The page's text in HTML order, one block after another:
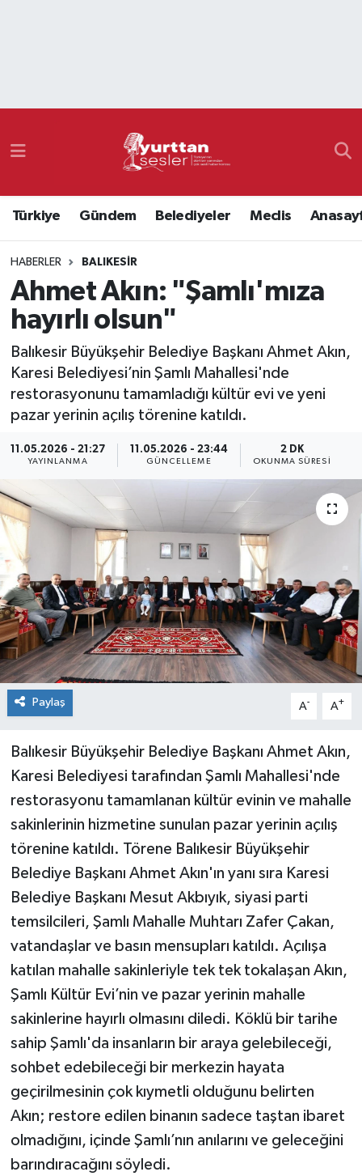
Türkiye Gündem Belediyeler Meclis
HABERLER BALIKESIR
Ahmet Akın: "Şamlı'mıza
hayırlı olsun"
Balıkesir Büyükşehir Belediye Başkanı Ahmet Akın,
Karesi Belediyesi’nin Şamlı Mahallesi'nde
restorasyonunu tamamladığı kültür evi ve yeni
pazar yerinin açılış törenine katıldı.
11.05.2026 - 21:27
YAYINLANMA
11.05.2026 - 23:44
GÜNCELLEME
2 DK
OKUNMA SÜRESI
Paylaş A- A+
Balıkesir Büyükşehir Belediye Başkanı Ahmet Akın,
Karesi Belediyesi tarafından Şamlı Mahallesi'nde
restorasyonu tamamlanan kültür evinin ve mahalle
sakinlerinin hizmetine sunulan pazar yerinin açılış
törenine katıldı. Törene Balıkesir Büyükşehir
Belediye Başkanı Ahmet Akın'ın yanı sıra Karesi
Belediye Başkanı Mesut Akbıyık, siyasi parti
temsilcileri, Şamlı Mahalle Muhtarı Zafer Çakan,
vatandaşlar ve basın mensupları katıldı. Açılışa
katılan mahalle sakinleriyle tek tek tokalaşan Akın,
Şamlı Kültür Evi’nin ve pazar yerinin mahalle
sakinlerine hayırlı olmasını diledi. Köklü bir tarihe
sahip Şamlı'da insanların bir araya gelebileceği,
sohbet edebileceği bir merkezin hayata
geçirilmesinin çok kıymetli olduğunu belirten
Akın; restore edilen binanın sadece taştan ibaret
olmadığını, içinde Şamlı’nın anılarını ve geleceğini
barındıracağını söyledi.
Namaz Vakitleri
Süper Lig Puan Durumu ve Fikstür
Tüm Manşetler
Son Dakika Haberleri
Haber Arşivi